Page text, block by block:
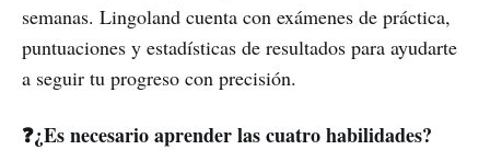
semanas. Lingoland cuenta con exámenes de práctica,
puntuaciones y estadísticas de resultados para ayudarte
a seguir tu progreso con precisión.
❓¿Es necesario aprender las cuatro habilidades?